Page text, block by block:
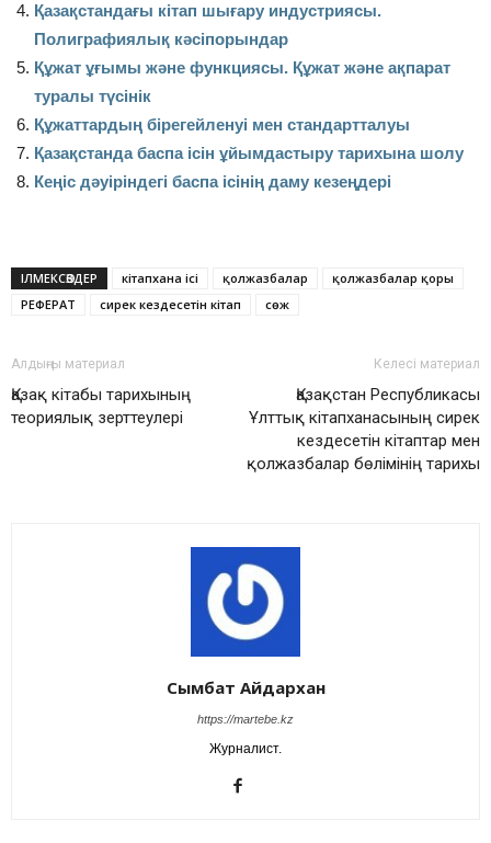
Қазақстандағы кітап шығару индустриясы.
Полиграфиялық кәсіпорындар
Құжат ұғымы және функциясы. Құжат және ақпарат
туралы түсінік
Құжаттардың бірегейленуі мен стандартталуы
Қазақстанда баспа ісін ұйымдастыру тарихына шолу
Кеңіс дәуіріндегі баспа ісінің даму кезеңдері
ІЛМЕКСӨЗДЕР кітапхана ісі қолжазбалар
қолжазбалар қоры
РЕФЕРАТ
сирек кездесетін кітап сөж
Алдыңғы материал
Қазақ кітабы тарихының
теориялық зерттеулері
Келесі материал
Қазақстан Республикасы
Ұлттық кітапханасының сирек
кездесетін кітаптар мен
қолжазбалар бөлімінің тарихы
Сымбат Айдархан
https://martebe.kz
Журналист.